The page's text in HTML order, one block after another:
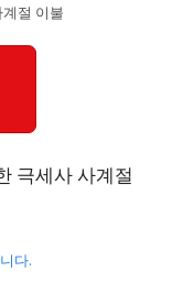
절 이불
극세사 사계절
다.